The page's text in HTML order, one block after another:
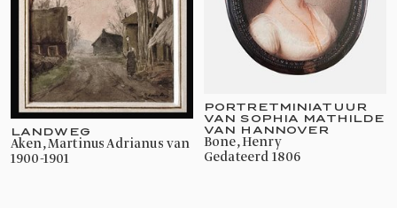
LANDWEG
Aken, Martinus Adrianus van
1900-1901
PORTRETMINIATUUR
VAN SOPHIA MATHILDE
VAN HANNOVER
Bone, Henry
gedateerd 1806